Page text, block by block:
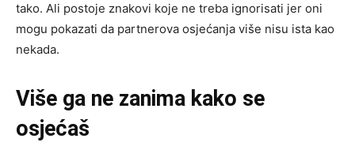
tako. Ali postoje znakovi koje ne treba ignorisati jer oni
mogu pokazati da partnerova osjećanja više nisu ista kao
nekada.
Više ga ne zanima kako se
osjećaš